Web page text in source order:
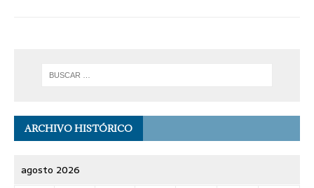
ARCHIVO HISTÓRICO
agosto 2026